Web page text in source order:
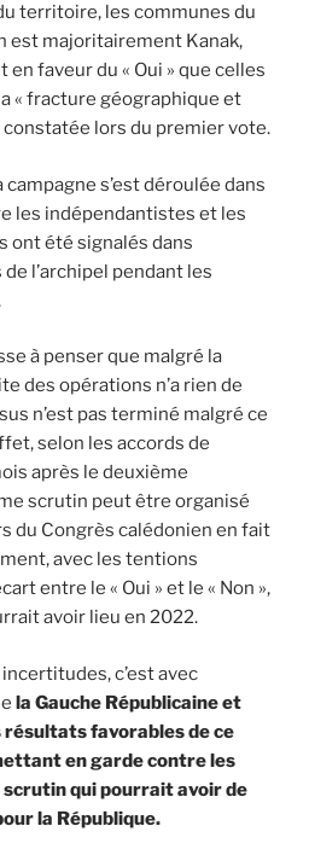
territoire, les communes du
est majoritairement Kanak,
faveur du « Oui » que celles
« fracture géographique et
lors du premier vote.
s’est déroulée dans
les indépendantistes et les
ont été signalés dans
l’archipel pendant les
à penser que malgré la
des opérations n’a rien de
n’est pas terminé malgré ce
selon les accords de
après le deuxième
scrutin peut être organisé
du Congrès calédonien en fait
avec les tentions
entre le « Oui » et le « Non »,
avoir lieu en 2022.
c’est avec
la Gauche Républicaine et
résultats favorables de ce
en garde contre les
scrutin qui pourrait avoir de
la République.